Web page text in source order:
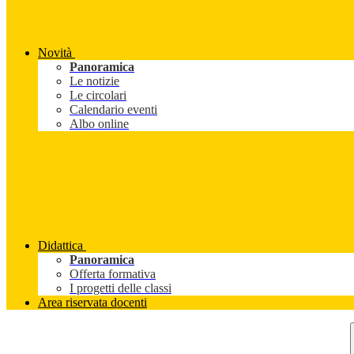
Novità
Panoramica
Le notizie
Le circolari
Calendario eventi
Albo online
Didattica
Panoramica
Offerta formativa
I progetti delle classi
Area riservata docenti